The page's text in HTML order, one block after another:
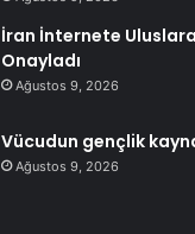
İran İnternete
Onayladı
Ağustos 9, 2026
Vücudun gençlik
Ağustos 9, 2026